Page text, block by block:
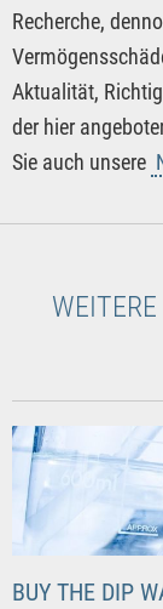
Recherche,
Aktualität,
der hier
Sie auch unsere
BUY THE DIP